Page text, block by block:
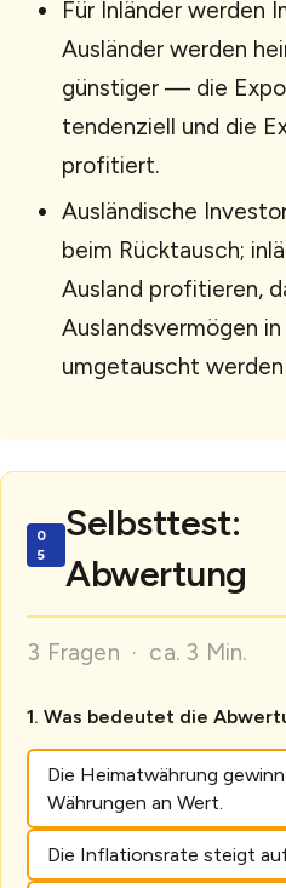
Für Inländer werden
Ausländer werden
günstiger — die
tendenziell und die
profitiert.
Ausländische
beim Rücktausch;
Ausland profitieren,
Auslandsvermögen
umgetauscht werden
Selbsttest:
Abwertung
3 Fragen · ca. 3 Min.
Was bedeutet die
Die Heimatwährung
Währungen an Wert.
Die Inflationsrate steigt